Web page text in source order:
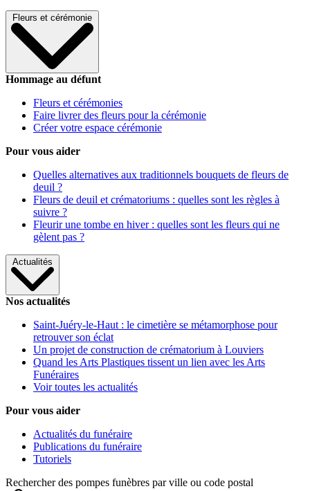
Fleurs et cérémonie
Hommage au défunt
Fleurs et cérémonies
Faire livrer des fleurs pour la cérémonie
Créer votre espace cérémonie
Pour vous aider
Quelles alternatives aux traditionnels bouquets de fleurs de
deuil ?
Fleurs de deuil et crématoriums : quelles sont les règles à
suivre ?
Fleurir une tombe en hiver : quelles sont les fleurs qui ne
gèlent pas ?
Actualités
Nos actualités
Saint-Juéry-le-Haut : le cimetière se métamorphose pour
retrouver son éclat
Un projet de construction de crématorium à Louviers
Quand les Arts Plastiques tissent un lien avec les Arts
Funéraires
Voir toutes les actualités
Pour vous aider
Actualités du funéraire
Publications du funéraire
Tutoriels
Rechercher des pompes funèbres par ville ou code postal